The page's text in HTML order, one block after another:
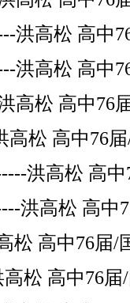
洪高松 高中
洪高松 高中
高松 高中76
松 高中76
洪高松 高
洪高松 高
松 高中76届/
松 高中76